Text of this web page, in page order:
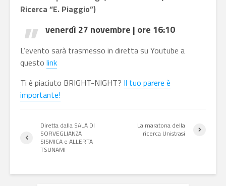
Ricerca “E. Piaggio”)
venerdì 27 novembre | ore 16:10
L’evento sarà trasmesso in diretta su Youtube a
questo link
Ti è piaciuto BRIGHT-NIGHT? Il tuo parere è
importante!
Diretta dalla SALA DI
SORVEGLIANZA
SISMICA e ALLERTA
TSUNAMI
La maratona della
ricerca Unistrasi